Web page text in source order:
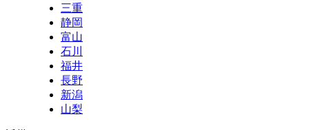
三重
静岡
富山
石川
福井
長野
新潟
山梨